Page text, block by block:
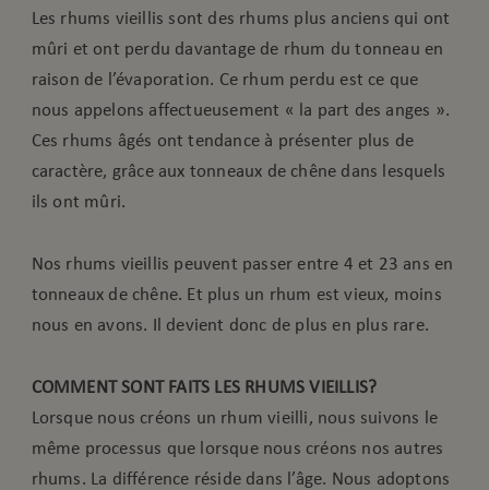
Les rhums vieillis sont des rhums plus anciens qui ont
mûri et ont perdu davantage de rhum du tonneau en
raison de l’évaporation. Ce rhum perdu est ce que
nous appelons affectueusement « la part des anges ».
Ces rhums âgés ont tendance à présenter plus de
caractère, grâce aux tonneaux de chêne dans lesquels
ils ont mûri.
Nos rhums vieillis peuvent passer entre 4 et 23 ans en
tonneaux de chêne. Et plus un rhum est vieux, moins
nous en avons. Il devient donc de plus en plus rare.
COMMENT SONT FAITS LES RHUMS VIEILLIS?
Lorsque nous créons un rhum vieilli, nous suivons le
même processus que lorsque nous créons nos autres
rhums. La différence réside dans l’âge. Nous adoptons